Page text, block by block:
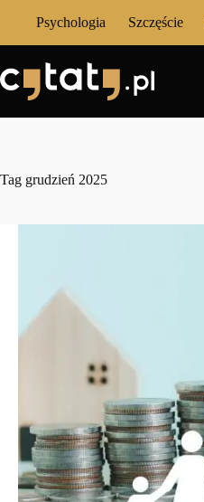
Psychologia Szczęście
Tag grudzień 2025